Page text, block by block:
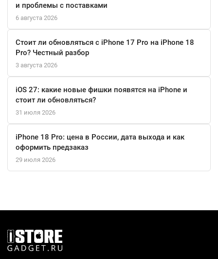
и проблемы с поставками
6 августа 2026
Стоит ли обновляться с iPhone 17 Pro на iPhone 18
Pro? Честный разбор
3 августа 2026
iOS 27: какие новые фишки появятся на iPhone и
стоит ли обновляться?
31 июля 2026
iPhone 18 Pro: цена в России, дата выхода и как
оформить предзаказ
29 июля 2026